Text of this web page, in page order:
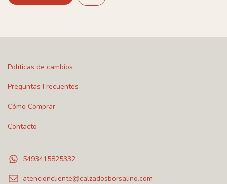
Políticas de cambios
Preguntas Frecuentes
Cómo Comprar
Contacto
5493415825332
atencioncliente@calzadosborsalino.com